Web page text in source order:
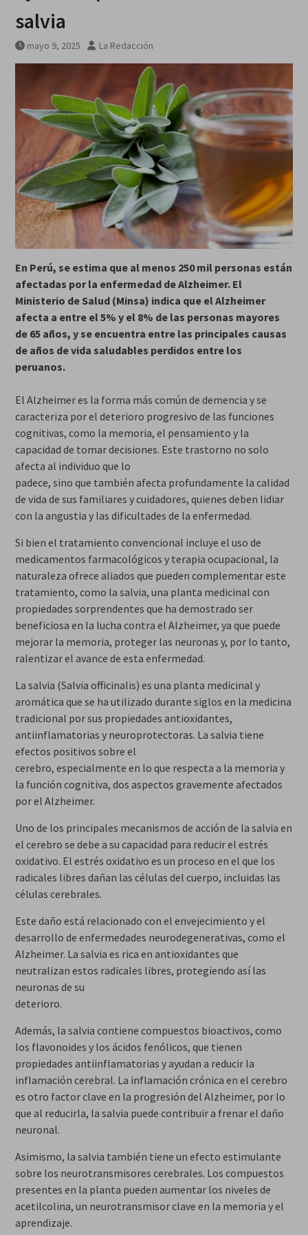
salvia
mayo 9, 2025 La Redacción
En Perú, se estima que al menos 250 mil personas están
afectadas por la enfermedad de Alzheimer. El
Ministerio de Salud (Minsa) indica que el Alzheimer
afecta a entre el 5% y el 8% de las personas mayores
de 65 años, y se encuentra entre las principales causas
de años de vida saludables perdidos entre los
peruanos.
El Alzheimer es la forma más común de demencia y se
caracteriza por el deterioro progresivo de las funciones
cognitivas, como la memoria, el pensamiento y la
capacidad de tomar decisiones. Este trastorno no solo
afecta al individuo que lo
padece, sino que también afecta profundamente la calidad
de vida de sus familiares y cuidadores, quienes deben lidiar
con la angustia y las dificultades de la enfermedad.
Si bien el tratamiento convencional incluye el uso de
medicamentos farmacológicos y terapia ocupacional, la
naturaleza ofrece aliados que pueden complementar este
tratamiento, como la salvia, una planta medicinal con
propiedades sorprendentes que ha demostrado ser
beneficiosa en la lucha contra el Alzheimer, ya que puede
mejorar la memoria, proteger las neuronas y, por lo tanto,
ralentizar el avance de esta enfermedad.
La salvia (Salvia officinalis) es una planta medicinal y
aromática que se ha utilizado durante siglos en la medicina
tradicional por sus propiedades antioxidantes,
antiinflamatorias y neuroprotectoras. La salvia tiene
efectos positivos sobre el
cerebro, especialmente en lo que respecta a la memoria y
la función cognitiva, dos aspectos gravemente afectados
por el Alzheimer.
Uno de los principales mecanismos de acción de la salvia en
el cerebro se debe a su capacidad para reducir el estrés
oxidativo. El estrés oxidativo es un proceso en el que los
radicales libres dañan las células del cuerpo, incluidas las
células cerebrales.
Este daño está relacionado con el envejecimiento y el
desarrollo de enfermedades neurodegenerativas, como el
Alzheimer. La salvia es rica en antioxidantes que
neutralizan estos radicales libres, protegiendo así las
neuronas de su
deterioro.
Además, la salvia contiene compuestos bioactivos, como
los flavonoides y los ácidos fenólicos, que tienen
propiedades antiinflamatorias y ayudan a reducir la
inflamación cerebral. La inflamación crónica en el cerebro
es otro factor clave en la progresión del Alzheimer, por lo
que al reducirla, la salvia puede contribuir a frenar el daño
neuronal.
Asimismo, la salvia también tiene un efecto estimulante
sobre los neurotransmisores cerebrales. Los compuestos
presentes en la planta pueden aumentar los niveles de
acetilcolina, un neurotransmisor clave en la memoria y el
aprendizaje.